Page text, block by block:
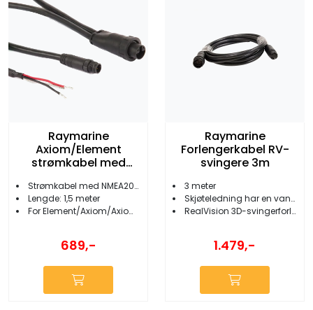
Raymarine
Axiom/Element
strømkabel med
Strømkabel med NMEA2000-kontakt
Lengde: 1,5 meter
For Element/Axiom/Axiom+
689,-
Raymarine
Forlengerkabel RV-
svingere 3m
3 meter
Skjøteledning har en vanntett vri-lås-kontakt i MFD-enden
RealVision 3D-svingerforlengelseskabel
1.479,-